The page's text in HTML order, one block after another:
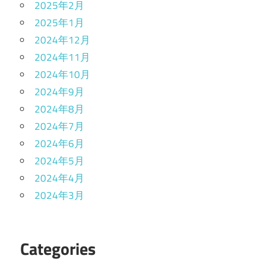
2025年2月
2025年1月
2024年12月
2024年11月
2024年10月
2024年9月
2024年8月
2024年7月
2024年6月
2024年5月
2024年4月
2024年3月
Categories